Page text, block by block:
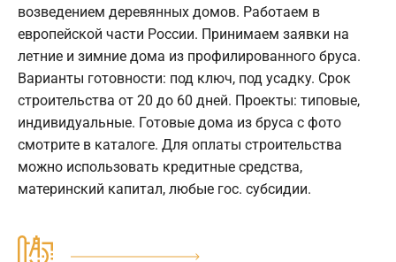
возведением деревянных домов. Работаем в
европейской части России. Принимаем заявки на
летние и зимние дома из профилированного бруса.
Варианты готовности: под ключ, под усадку. Срок
строительства от 20 до 60 дней. Проекты: типовые,
индивидуальные. Готовые дома из бруса с фото
смотрите в каталоге. Для оплаты строительства
можно использовать кредитные средства,
материнский капитал, любые гос. субсидии.